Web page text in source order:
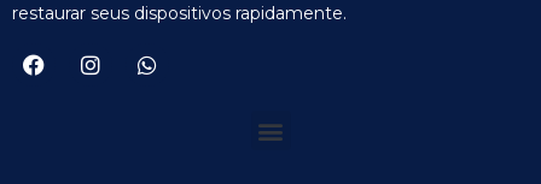
restaurar seus dispositivos rapidamente.